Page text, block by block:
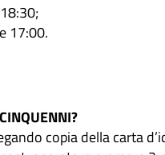
17:00.
copia della carta